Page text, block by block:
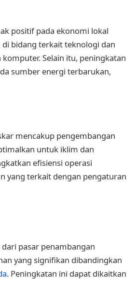
positif pada ekonomi lokal
di bidang terkait teknologi dan
Selain itu, peningkatan
sumber energi terbarukan,
mencakup pengembangan
untuk iklim dan
efisiensi operasi
yang terkait dengan pengaturan
pasar penambangan
yang signifikan dibandingkan
. Peningkatan ini dapat dikaitkan